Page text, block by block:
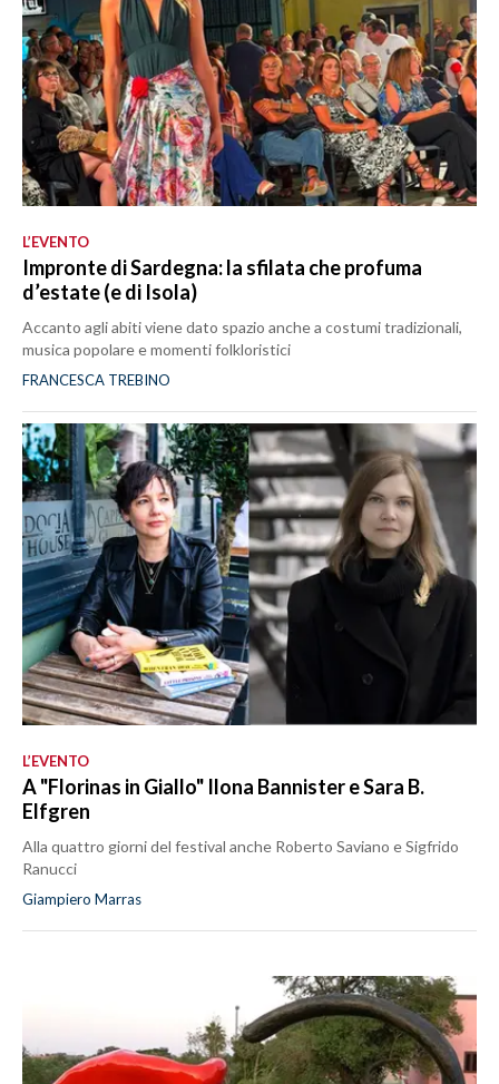
L’EVENTO
Impronte di Sardegna: la sfilata che profuma
d’estate (e di Isola)
Accanto agli abiti viene dato spazio anche a costumi tradizionali,
musica popolare e momenti folkloristici
FRANCESCA TREBINO
L’EVENTO
A "Florinas in Giallo" Ilona Bannister e Sara B.
Elfgren
Alla quattro giorni del festival anche Roberto Saviano e Sigfrido
Ranucci
Giampiero Marras